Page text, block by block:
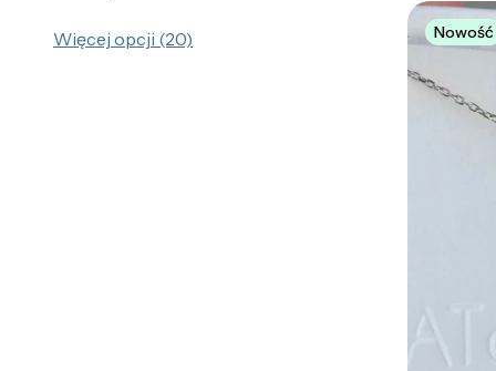
Kolekcja
Więcej opcji (20) Nowość